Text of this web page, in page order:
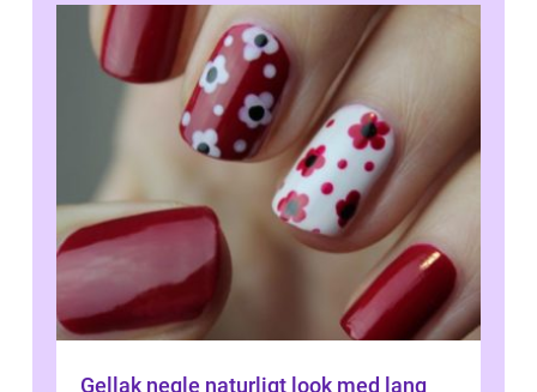
Gellak negle naturligt look med lang